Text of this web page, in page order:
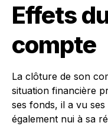
Effets
compte
La clôture de son
situation financière
ses fonds, il a vu
également nui à sa